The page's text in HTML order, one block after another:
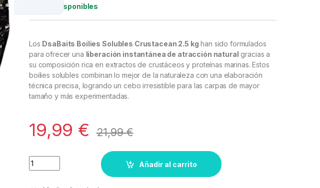
3 disponibles
Los DsaBaits Boilies Solubles Crustacean 2.5 kg han sido formulados
para ofrecer una liberación instantánea de atracción natural gracias a
su composición rica en extractos de crustáceos y proteínas marinas. Estos
boilies solubles combinan lo mejor de la naturaleza con una elaboración
técnica precisa, logrando un cebo irresistible para las carpas de mayor
tamaño y más experimentadas.
19,99 € 21,99€
Añadir al carrito